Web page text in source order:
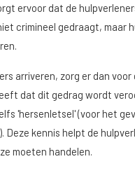
ervoor dat de
crimineel gedraagt, maar
arriveren, zorg er dan voor
dat dit gedrag wordt
'hersenletsel' (voor het
Deze kennis helpt de
moeten handelen.